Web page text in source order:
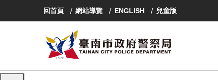
區
回首頁 網站導覽 ENGLISH 兒童版